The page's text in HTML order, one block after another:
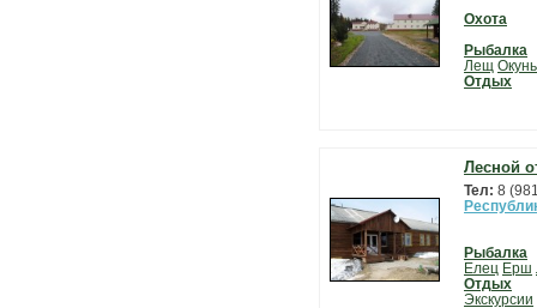
Охота
Рыбалка
Лещ Окунь
Отдых
Лесной
Тел: 8
Рыбалка
Елец Ерш
Отдых
Экскурсии